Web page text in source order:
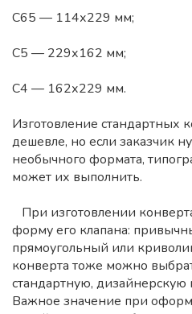
С65 — 114х229 мм;
С5 — 229х162 мм;
С4 — 162х229 мм.
Изготовление стандартных
дешевле, но если заказчик
необычного формата,
может их выполнить.
При изготовлении
форму его клапана:
прямоугольный или
конверта тоже можно
стандартную,
Важное значение при